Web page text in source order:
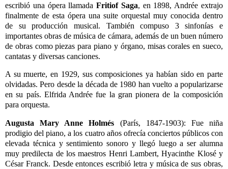
escribió una ópera llamadaFritiof Saga, en 1898, Andrée extrajo
finalmente de esta ópera una suite orquestal muy conocida dentro
de su producción musical. También compuso 3 sinfonías e
importantes obras de música de cámara, además de un buen número
de obras como piezas para piano y órgano, misas corales en sueco,
cantatas y diversas canciones.
A su muerte, en 1929, sus composiciones ya habían sido en parte
olvidadas. Pero desde la década de 1980 han vuelto a popularizarse
en su país. Elfrida Andrée fue la gran pionera de la composición
para orquesta.
Augusta Mary Anne Holmés (París, 1847-1903): Fue niña
prodigio del piano, a los cuatro años ofrecía conciertos públicos con
elevada técnica y sentimiento sonoro y llegó luego a ser alumna
muy predilecta de los maestros Henri Lambert, Hyacinthe Klosé y
César Franck. Desde entonces escribió letra y música de sus obras,